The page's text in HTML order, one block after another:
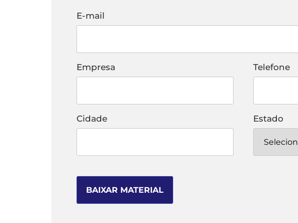
E-mail
Empresa
Cidade
Telefone
Estado